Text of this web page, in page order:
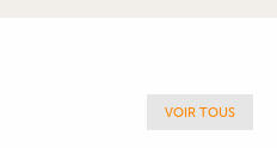
VOIR TOUS